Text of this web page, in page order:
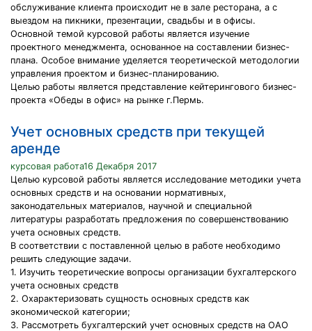
обслуживание клиента происходит не в зале ресторана, а с
выездом на пикники, презентации, свадьбы и в офисы.
Основной темой курсовой работы является изучение
проектного менеджмента, основанное на составлении бизнес-
плана. Особое внимание уделяется теоретической методологии
управления проектом и бизнес-планированию.
Целью работы является представление кейтерингового бизнес-
проекта «Обеды в офис» на рынке г.Пермь.
Учет основных средств при текущей
аренде
курсовая работа16 Декабря 2017
Целью курсовой работы является исследование методики учета
основных средств и на основании нормативных,
законодательных материалов, научной и специальной
литературы разработать предложения по совершенствованию
учета основных средств.
В соответствии с поставленной целью в работе необходимо
решить следующие задачи.
1. Изучить теоретические вопросы организации бухгалтерского
учета основных средств
2. Охарактеризовать сущность основных средств как
экономической категории;
3. Рассмотреть бухгалтерский учет основных средств на ОАО